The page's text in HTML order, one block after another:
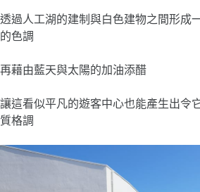
透過人工湖的建制與白色建物之間形成
的色調
再藉由藍天與太陽的加油添醋
讓這看似平凡的遊客中心也能產生出令
質格調